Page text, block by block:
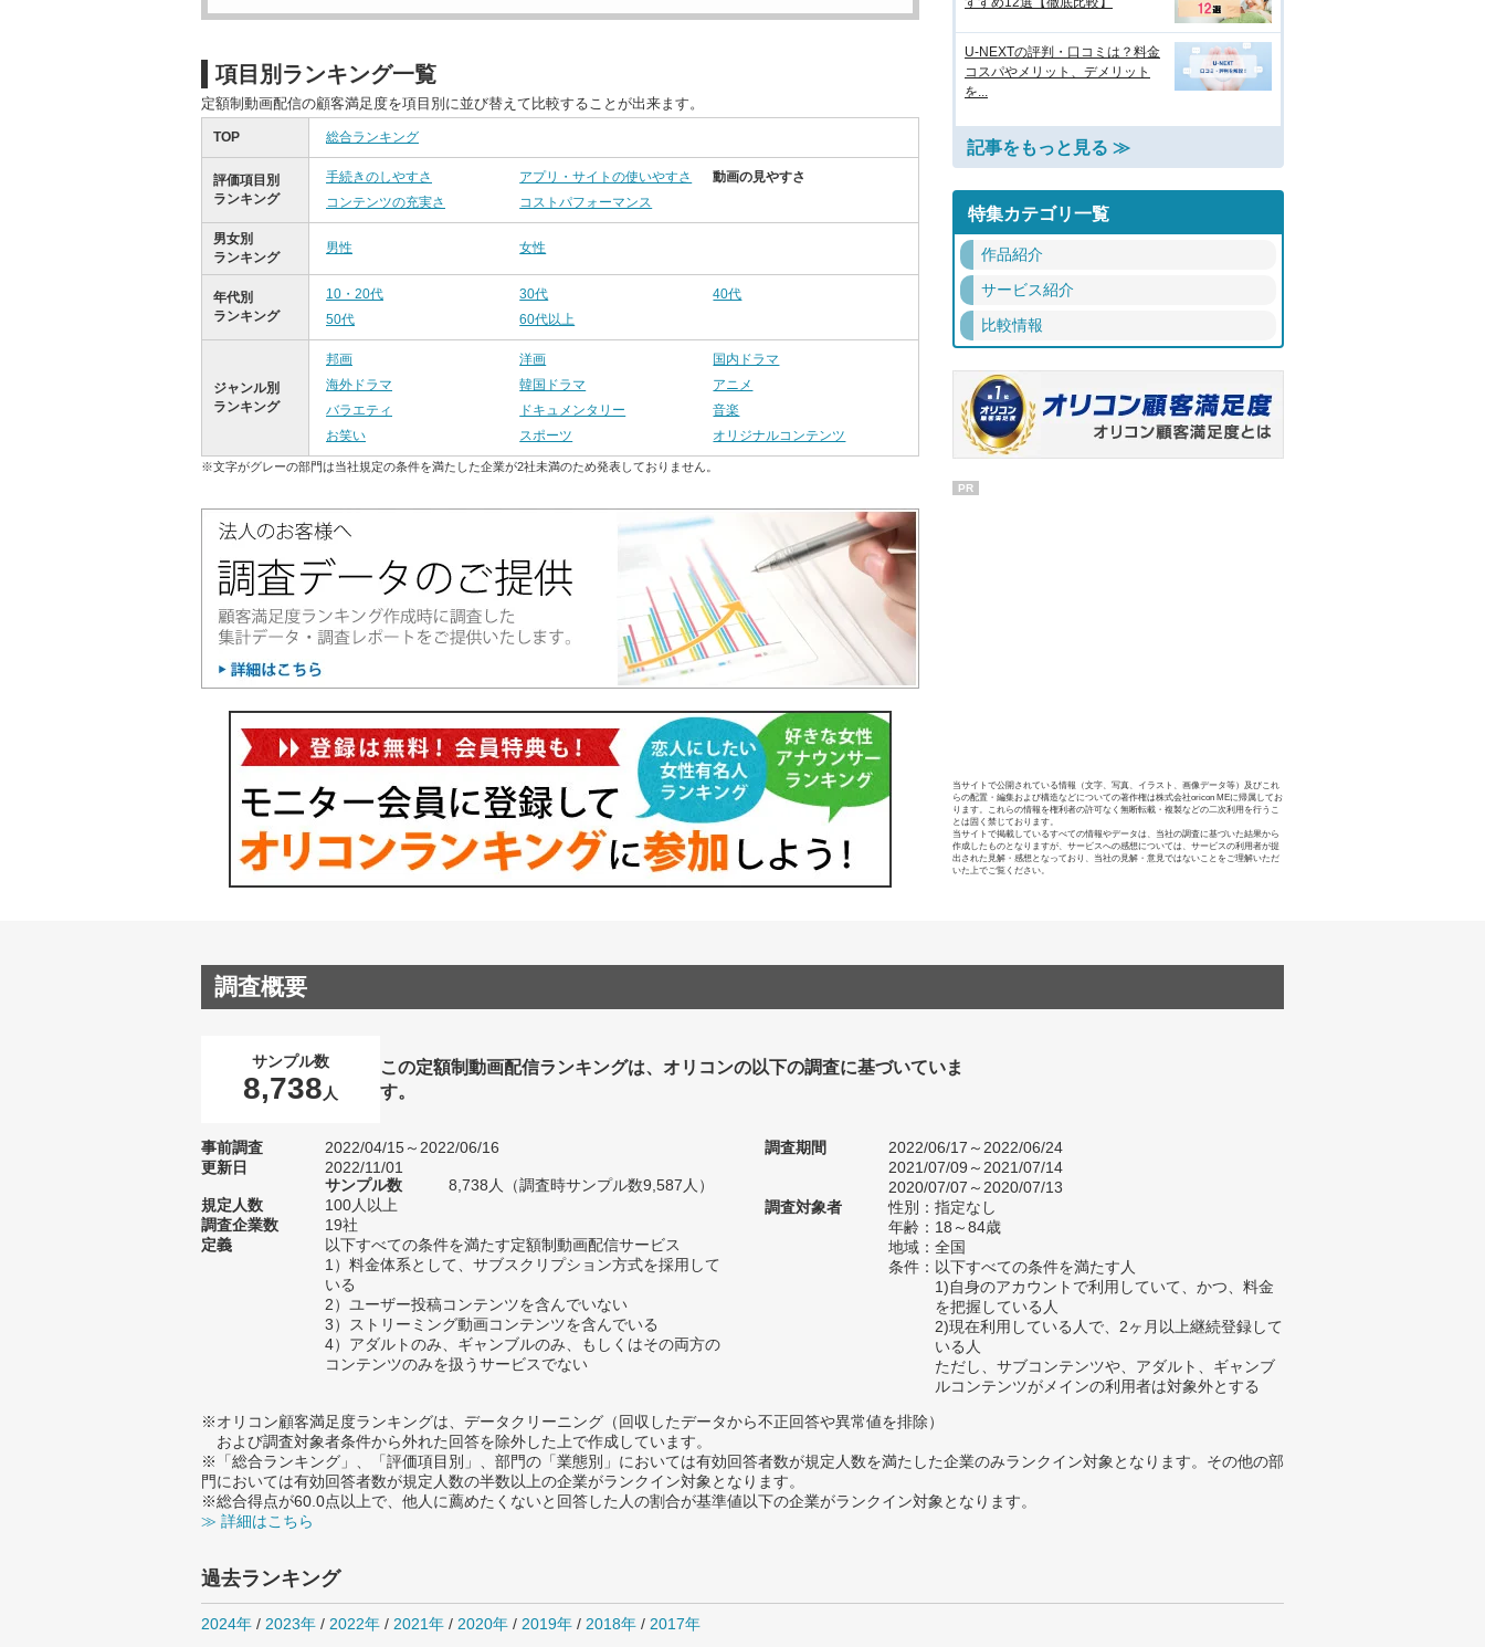
項目別ランキング一覧
定額制動画配信の顧客満足度を項目別に並び替えて比較することが出来ます。
TOP 総合ランキング
評価項目別
ランキング
手続きのしやすさ アプリ・サイトの使いやすさ
動画の見やすさ
コンテンツの充実さ
コストパフォーマンス
男女別
ランキング
男性 女性
年代別
ランキング
10・20代 30代
40代
50代
60代以上
ジャンル別
ランキング
邦画 洋画
国内ドラマ
海外ドラマ
韓国ドラマ
アニメ
バラエティ
ドキュメンタリー
音楽
お笑い
スポーツ オリジナルコンテンツ
※文字がグレーの部門は当社規定の条件を満たした企業が2社未満のため発表しておりません。
U-NEXTの評判・口コミは？料金
コスパやメリット、デメリット
を...
記事をもっと見る ≫
特集カテゴリ一覧
作品紹介
サービス紹介
比較情報
PR
当サイトで公開されている情報（文字、写真、イラスト、画像データ等）及びこれ
らの配置・編集および構造などについての著作権は株式会社oricon MEに帰属してお
ります。これらの情報を権利者の許可なく無断転載・複製などの二次利用を行うこ
とは固く禁じております。
当サイトで掲載しているすべての情報やデータは、当社の調査に基づいた結果から
作成したものとなりますが、サービスへの感想については、サービスの利用者が提
出された見解・感想となっており、当社の見解・意見ではないことをご理解いただ
いた上でご覧ください。
調査概要
サンプル数
8,738 人
この定額制動画配信ランキングは、オリコンの以下の調査に基づいていま
す。
事前調査
2022/04/15～2022/06/16
更新日
2022/11/01
サンプル数
8,738人（調査時サンプル数9,587人）
規定人数
100人以上
調査企業数
19社
定義
以下すべての条件を満たす定額制動画配信サービス
1）料金体系として、サブスクリプション方式を採用して
いる
2）ユーザー投稿コンテンツを含んでいない
3）ストリーミング動画コンテンツを含んでいる
4）アダルトのみ、ギャンブルのみ、もしくはその両方の
コンテンツのみを扱うサービスでない
調査期間
2022/06/17～2022/06/24
2021/07/09～2021/07/14
2020/07/07～2020/07/13
調査対象者
性別：指定なし
年齢：18～84歳
地域：全国
条件：以下すべての条件を満たす人
1)自身のアカウントで利用していて、かつ、料金
を把握している人
2)現在利用している人で、2ヶ月以上継続登録して
いる人
ただし、サブコンテンツや、アダルト、ギャンブ
ルコンテンツがメインの利用者は対象外とする
※オリコン顧客満足度ランキングは、データクリーニング（回収したデータから不正回答や異常値を排除）
および調査対象者条件から外れた回答を除外した上で作成しています。
※「総合ランキング」、「評価項目別」、部門の「業態別」においては有効回答者数が規定人数を満たした企業のみランクイン対象となります。その他の部
門においては有効回答者数が規定人数の半数以上の企業がランクイン対象となります。
※総合得点が60.0点以上で、他人に薦めたくないと回答した人の割合が基準値以下の企業がランクイン対象となります。
≫ 詳細はこちら
過去ランキング
2024年 / 2023年 / 2022年 / 2021年 / 2020年 / 2019年 / 2018年 / 2017年